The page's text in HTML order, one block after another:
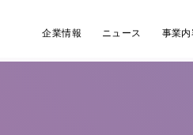
企業情報 ニュース 事業内